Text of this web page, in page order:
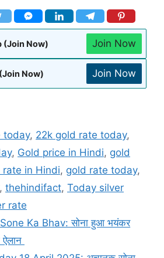
(Join Now) Join Now
Now) Join Now
today, 22k gold rate today,
, Gold price in Hindi, gold
rate in Hindi, gold rate today,
, thehindifact, Today silver
rate
Ka Bhav: सोना हुआ भयंकर
ऐलान